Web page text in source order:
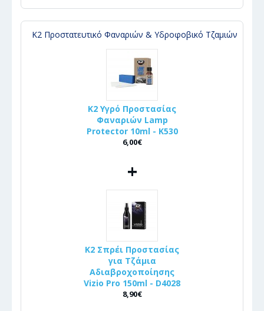
Κ2 Προστατευτικό Φαναριών & Υδροφοβικό Τζαμιών
K2 Υγρό Προστασίας
Φαναριών Lamp
Protector 10ml - K530
6,00€
+
K2 Σπρέι Προστασίας
για Τζάμια
Αδιαβροχοποίησης
Vizio Pro 150ml - D4028
8,90€